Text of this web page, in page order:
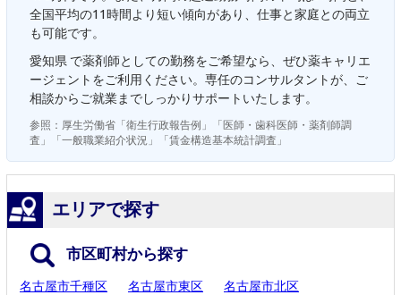
全国平均の11時間より短い傾向があり、仕事と家庭との両立
も可能です。
愛知県 で薬剤師としての勤務をご希望なら、ぜひ薬キャリエ
ージェントをご利用ください。専任のコンサルタントが、ご
相談からご就業までしっかりサポートいたします。
参照：厚生労働省「衛生行政報告例」「医師・歯科医師・薬剤師調
査」「一般職業紹介状況」「賃金構造基本統計調査」
エリアで探す
市区町村から探す
名古屋市千種区 名古屋市東区 名古屋市北区